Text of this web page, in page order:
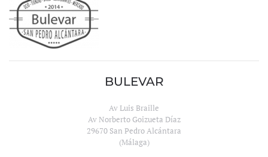
BULEVAR
Av Luis Braille
Av Norberto Goizueta Díaz
29670 San Pedro Alcántara
(Málaga)